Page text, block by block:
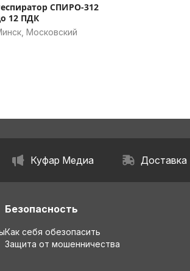
СПИРО-312
12 ПДК
Московский
Куфар Медиа Доставка
Безопасность
Как себя обезопасить
Защита от мошенничества